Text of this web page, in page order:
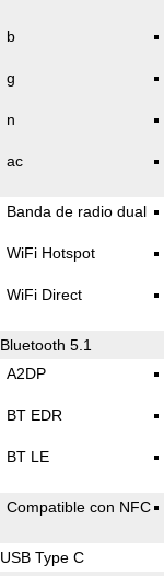
b
g
n
ac
Banda de radio dual
WiFi Hotspot
WiFi Direct
Bluetooth 5.1
A2DP
BT EDR
BT LE
Compatible con NFC
USB Type C